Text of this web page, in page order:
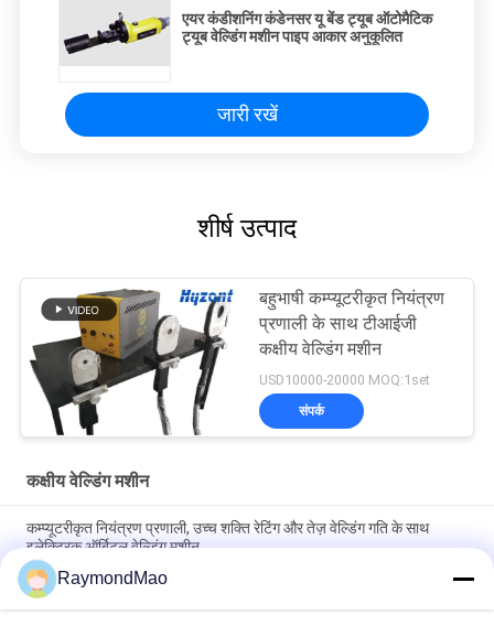
एयर कंडीशनिंग कंडेनसर यू बेंड ट्यूब ऑटोमैटिक
ट्यूब वेल्डिंग मशीन पाइप आकार अनुकूलित
जारी रखें
शीर्ष उत्पाद
बहुभाषी कम्प्यूटरीकृत नियंत्रण
प्रणाली के साथ टीआईजी
कक्षीय वेल्डिंग मशीन
USD10000-20000 MOQ:1set
संपर्क
कक्षीय वेल्डिंग मशीन
कम्प्यूटरीकृत नियंत्रण प्रणाली, उच्च शक्ति रेटिंग और तेज़ वेल्डिंग गति के साथ
इलेक्ट्रिक ऑर्बिटल वेल्डिंग मशीन
औद्योगिक पाइप वेल्डिंग के लिए कम्प्यूटरीकृत नियंत्रण और उच्च शक्ति रेटिंग के साथ
उच्च परिशुद्धता कक्षीय वेल्डिंग मशीन
RaymondMao